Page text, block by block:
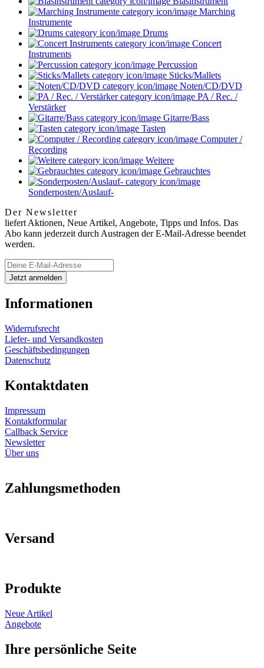
Marching
Instrumente
Drums
Concert
Instruments
Percussion
Sticks/Mallets
Noten/CD/DVD
PA / Rec. /
Verstärker
Gitarre/Bass
Tasten
Computer /
Recording
Weitere
Gebrauchtes
Sonderposten/Auslauf-
Der Newsletter
liefert Aktionen, Neue Artikel, Angebote, Tipps und Infos. Das
Abo kann jederzeit durch Austragen der E-Mail-Adresse beendet
werden.
Informationen
Widerrufsrecht
Liefer- und Versandkosten
Geschäftsbedingungen
Datenschutz
Kontaktdaten
Impressum
Kontaktformular
Callback Service
Newsletter
Über uns
Zahlungsmethoden
Versand
Produkte
Neue Artikel
Angebote
Ihre persönliche Seite